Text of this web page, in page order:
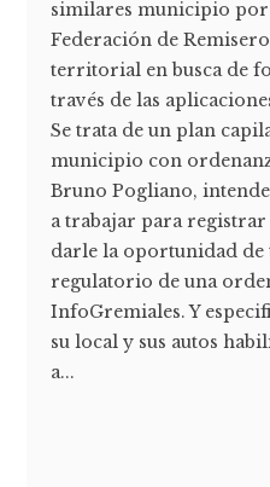
similares municipio
Federación de
territorial en busca de
través de las
Se trata de un plan
municipio con
Bruno Pogliano,
a trabajar para registrar
darle la oportunidad de
regulatorio de una
InfoGremiales. Y
su local y sus autos
a...